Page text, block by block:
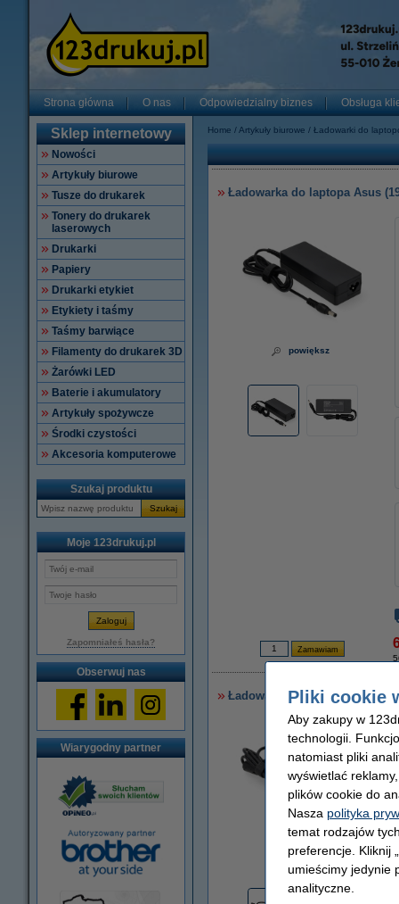
Strona główna O nas Odpowiedzialny biznes Obsługa
Sklep internetowy
Nowości
Artykuły biurowe
Tusze do drukarek
Tonery do drukarek
laserowych
Drukarki
Papiery
Drukarki etykiet
Etykiety i taśmy
Taśmy barwiące
Filamenty do drukarek 3D
Żarówki LED
Baterie i akumulatory
Artykuły spożywcze
Środki czystości
Akcesoria komputerowe
Szukaj produktu
Szukaj
Moje 123drukuj.pl
Zapomniałeś hasła?
Obserwuj nas
Wiarygodny partner
Home Artykuły biurowe Ładowarki do
Ładowarka do laptopa Asus
powiększ
Ładowarka do laptopa Asus
powiększ
Pliki cookie
Aby zakupy w
technologii.
natomiast pliki
wyświetlać
plików cookie do
Nasza polityka
temat rodzajów
preferencje. Kliknij
umieścimy jedynie
analityczne.